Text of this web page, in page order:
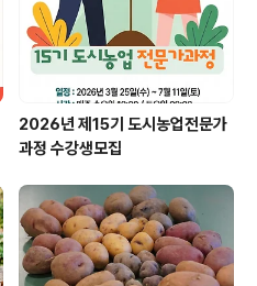
2026년 제15기 도시농업전문가
과정 수강생모집